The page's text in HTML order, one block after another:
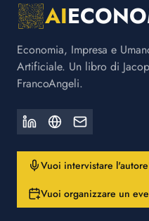
AI
Economia, Impresa e
Artificiale. Un libro di
FrancoAngeli.
Vuoi intervistare
Vuoi organizzare un